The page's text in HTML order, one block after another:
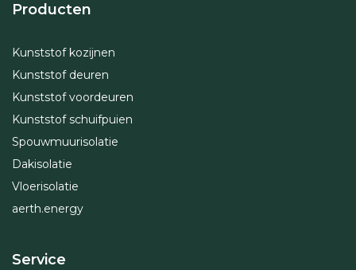
Producten
Kunststof kozijnen
Kunststof deuren
Kunststof voordeuren
Kunststof schuifpuien
Spouwmuurisolatie
Dakisolatie
Vloerisolatie
aerth.energy
Service